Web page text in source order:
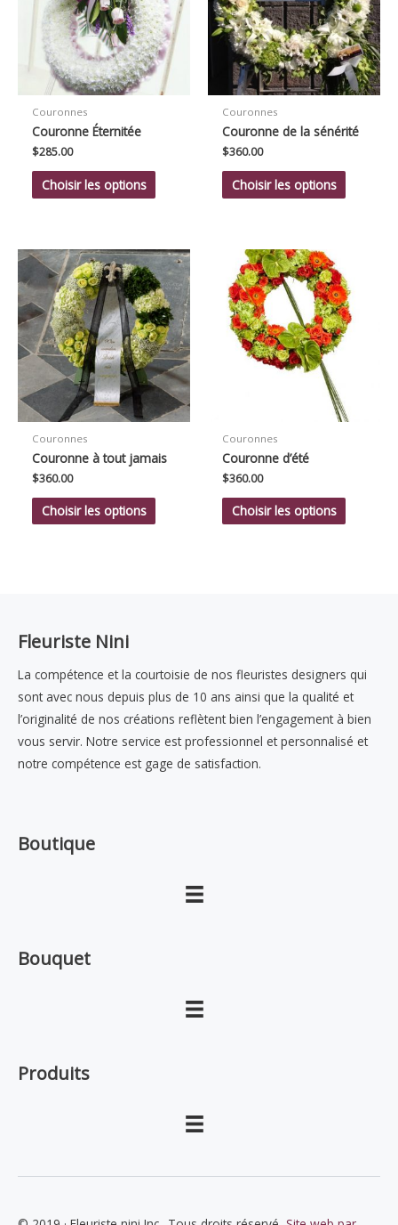
Couronnes
Couronne Éternitée
$285.00
Choisir les options
Couronnes
Couronne de la sénérité
$360.00
Choisir les options
Couronnes
Couronne à tout jamais
$360.00
Choisir les options
Couronnes
Couronne d’été
$360.00
Choisir les options
Fleuriste Nini
La compétence et la courtoisie de nos fleuristes designers qui
sont avec nous depuis plus de 10 ans ainsi que la qualité et
l’originalité de nos créations reflètent bien l’engagement à bien
vous servir. Notre service est professionnel et personnalisé et
notre compétence est gage de satisfaction.
Boutique
Bouquet
Produits